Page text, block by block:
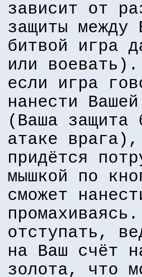
зависит от
защиты между
битвой игра
или
если игра
нанести
(Ваша защита
атаке
придётся
мышкой по
сможет
отступать,
на Ваш счёт
золота, что